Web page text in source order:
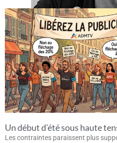
Un début d’été sous haute
Les contraintes paraissent plus